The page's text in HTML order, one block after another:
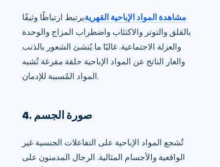
مشاهدة المواد الإباحية القهريةيرتبط ارتباطًا وثيقًا
بالقلق والتوتر والاكتئاب واضطراب المزاج والوحدة
والعزلة الاجتماعية. غالبًا ما يُنشئ الشعور بالذنب
والعار الناتج عن المواد الإباحية حلقة مفرغة تُشبه
المواد المُسببة للإدمان.
4. صورة الجسم
تُشجع المواد الإباحية على التفاعلات الجنسية غير
الواقعية والأجسام المثالية. الرجال المدمنون على